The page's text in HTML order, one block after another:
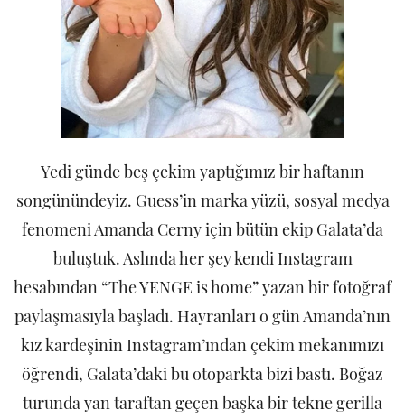
Yedi günde beş çekim yaptığımız bir haftanın
songünündeyiz. Guess’in marka yüzü, sosyal medya
fenomeni Amanda Cerny için bütün ekip Galata’da
buluştuk. Aslında her şey kendi Instagram
hesabından “The YENGE is home” yazan bir fotoğraf
paylaşmasıyla başladı. Hayranları o gün Amanda’nın
kız kardeşinin Instagram’ından çekim mekanımızı
öğrendi, Galata’daki bu otoparkta bizi bastı. Boğaz
turunda yan taraftan geçen başka bir tekne gerilla